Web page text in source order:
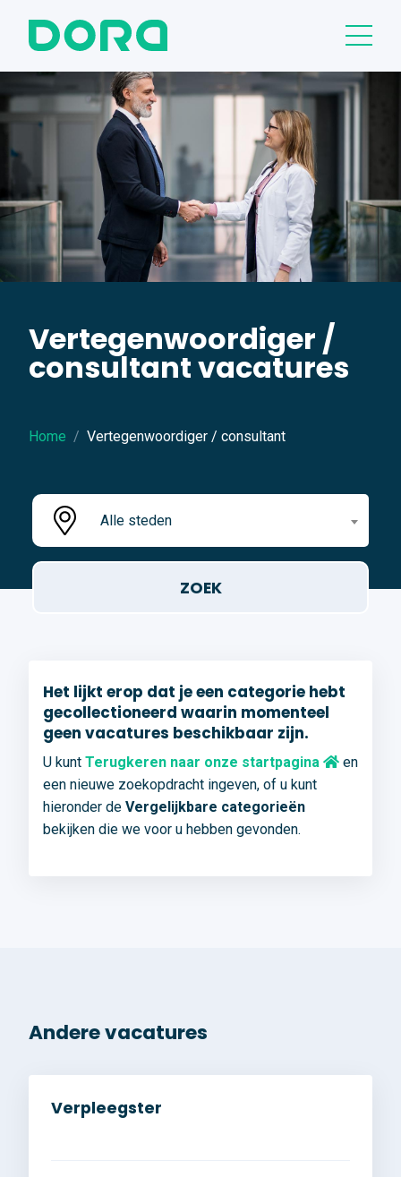
Vertegenwoordiger /
consultant vacatures
Home Vertegenwoordiger / consultant
Alle steden
Het lijkt erop dat je een categorie hebt
gecollectioneerd waarin momenteel
geen vacatures beschikbaar zijn.
U kunt Terugkeren naar onze startpagina
en
een nieuwe zoekopdracht ingeven, of u kunt
hieronder de Vergelijkbare categorieën
bekijken die we voor u hebben gevonden.
Andere vacatures
Verpleegster